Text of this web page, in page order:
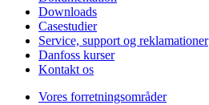
Downloads
Casestudier
Service, support og reklamationer
Danfoss kurser
Kontakt os
Vores forretningsområder